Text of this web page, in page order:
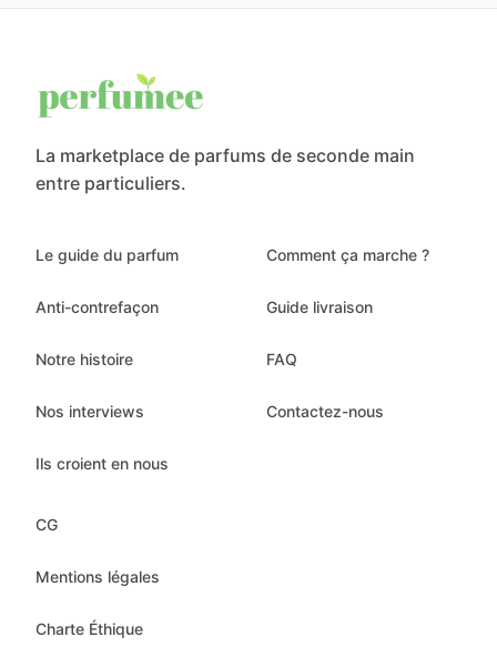
La marketplace de parfums de seconde main
entre particuliers.
Le guide du parfum
Anti-contrefaçon
Notre histoire
Nos interviews
Ils croient en nous
Comment ça marche ?
Guide livraison
FAQ
Contactez-nous
CG
Mentions légales
Charte Éthique